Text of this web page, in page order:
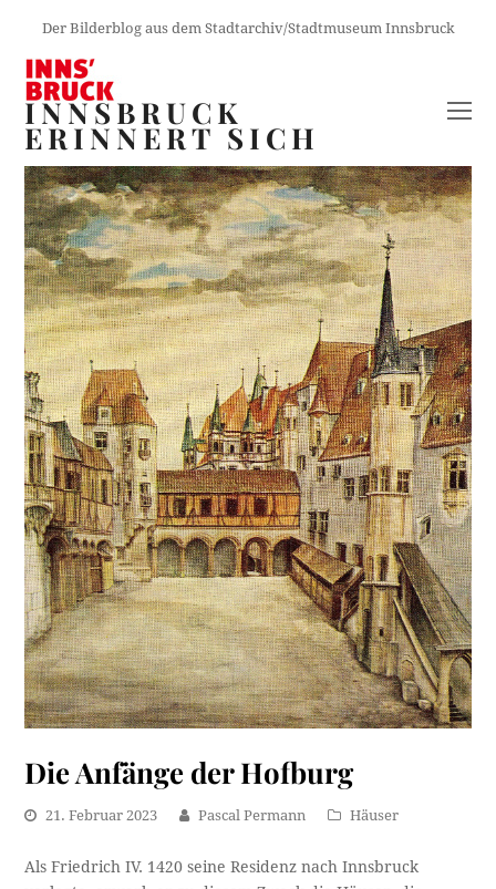
Der Bilderblog aus dem Stadtarchiv/Stadtmuseum Innsbruck
INNSBRUCK
ERINNERT SICH
Die Anfänge der Hofburg
21. Februar 2023 Pascal Permann Häuser
Als Friedrich IV. 1420 seine Residenz nach Innsbruck